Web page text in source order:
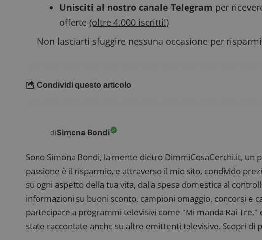
Unisciti al nostro canale Telegram per
offerte(oltre 4.000 iscritti!)
Non lasciarti sfuggire nessuna occasione per
Condividi questo articolo
diSimona Bondi
Sono Simona Bondi, la mente dietro DimmiCosaCerchi.it, un
passione è il risparmio, e attraverso il mio sito, condivido
su ogni aspetto della tua vita, dalla spesa domestica al
informazioni su buoni sconto, campioni omaggio, concorsi e
partecipare a programmi televisivi come "Mi manda Rai
state raccontate anche su altre emittenti televisive. Scopri di
.dimmicosacerchi.it